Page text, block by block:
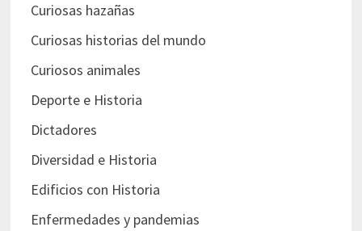
Curiosas hazañas
Curiosas historias del mundo
Curiosos animales
Deporte e Historia
Dictadores
Diversidad e Historia
Edificios con Historia
Enfermedades y pandemias